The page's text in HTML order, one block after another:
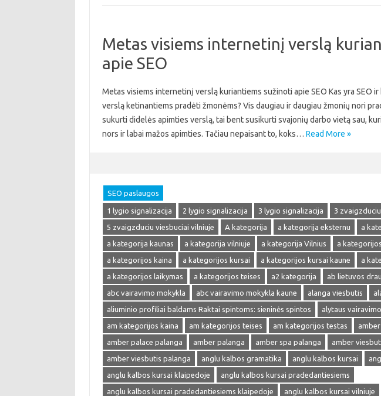
Metas visiems internetinį verslą
apie SEO
Metas visiems internetinį verslą kuriantiems sužinoti apie SEO Kas yra SEO
verslą ketinantiems pradėti žmonėms? Vis daugiau ir daugiau žmonių nori
sukurti didelės apimties verslą, tai bent susikurti svajonių darbo vietą sau,
nors ir labai mažos apimties. Tačiau nepaisant to, koks… Read More »
SEO paslaugos
1 lygio signalizacija 2 lygio signalizacija 3 lygio signalizacija
3
5 zvaigzduciu viesbuciai vilniuje
A kategorija a kategorija eksternu
a
a kategorija kaunas
a kategorija vilniuje a kategorija Vilnius a kategorijos
a kategorijos kaina
a kategorijos kursai a kategorijos kursai kaune
a
a kategorijos laikymas
a kategorijos teises a2 kategorija
ab lietuvos
abc vairavimo mokykla
abc vairavimo mokykla kaune alanga viesbutis
aliuminio profiliai baldams Raktai spintoms: sieninės spintos
alytaus
am kategorijos kaina
am kategorijos teises am kategorijos testas
amber palace palanga
amber palanga amber spa palanga
amber
amber viesbutis palanga
anglu kalbos gramatika anglu kalbos kursai
anglu kalbos kursai klaipedoje
anglu kalbos kursai pradedantiesiems
anglu kalbos kursai pradedantiesiems klaipedoje
anglu kalbos kursai vilniuje